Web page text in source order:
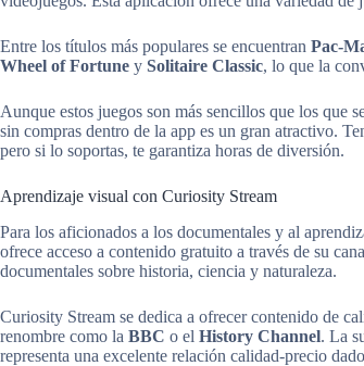
Entre los títulos más populares se encuentran Pac-
Wheel of Fortune y Solitaire Classic, lo que la
Aunque estos juegos son más sencillos que los que
sin compras dentro de la app es un gran atractivo.
pero si lo soportas, te garantiza horas de diversión.
Aprendizaje visual con Curiosity Stream
Para los aficionados a los documentales y al
ofrece acceso a contenido gratuito a través de su
documentales sobre historia, ciencia y naturaleza.
Curiosity Stream se dedica a ofrecer contenido de
renombre como la BBC o el History Channel. La
representa una excelente relación calidad-precio